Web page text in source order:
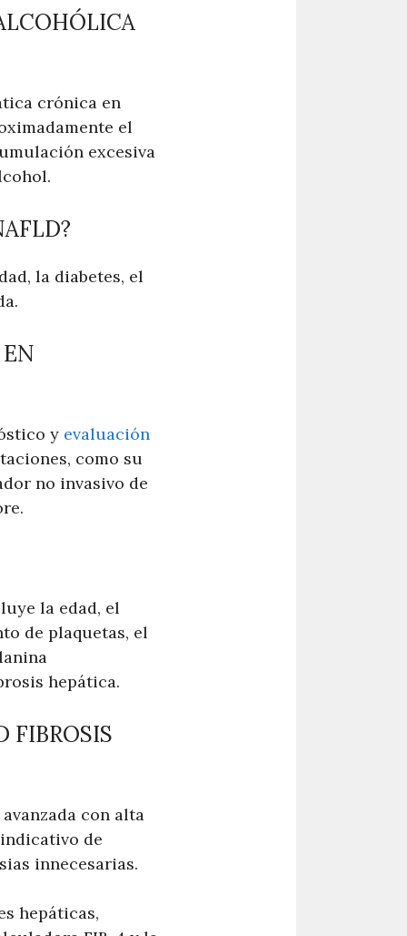
crónica en
el
excesiva
la diabetes, el
y evaluación
como su
no invasivo de
la edad, el
de plaquetas, el
hepática.
FIBROSIS
con alta
de
innecesarias.
hepáticas,